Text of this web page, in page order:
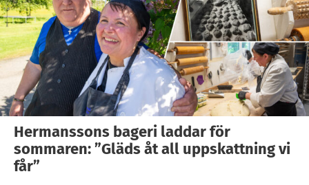
Hermanssons bageri laddar för
sommaren: ”Gläds åt all uppskattning vi
får”